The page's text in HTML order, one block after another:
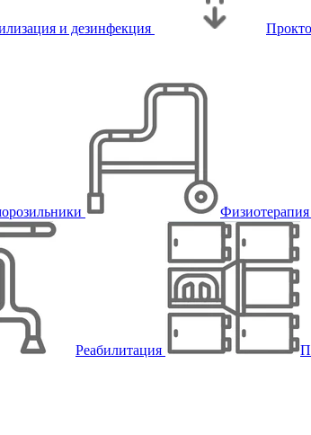
и дезинфекция
Физиотерапия
Реабилитация